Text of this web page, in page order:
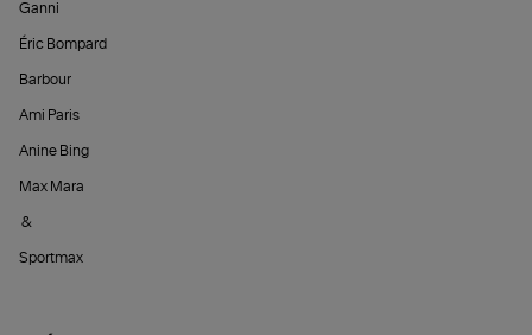
Ganni
Éric Bompard
Barbour
Ami Paris
Anine Bing
Max Mara
&
Sportmax